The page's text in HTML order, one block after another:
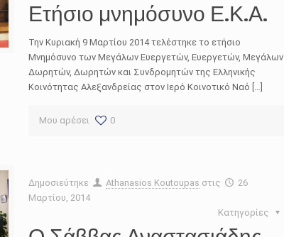
Ετήσιο μνημόσυνο Ε.Κ.Α.
Την Κυριακή 9 Μαρτίου 2014 τελέστηκε το ετήσιο
Μνημόσυνο των Μεγάλων Ευεργετών, Ευεργετών, Μεγάλων
Δωρητών, Δωρητών και Συνδρομητών της Ελληνικής
Κοινότητας Αλεξανδρείας στον Ιερό Κοινοτικό Ναό […]
Μου αρέσει 0
Δημοσιεύτηκε Athanasios Koutoupas στις
26
Μαρτίου, 2014
Κατηγορίες